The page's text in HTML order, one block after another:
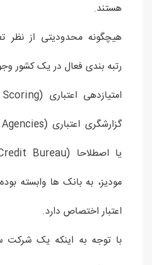
هستند.
هیچگونه محدودیتی از نظر
رتبه بندی فعال در یک کشور
مودیز، به بانک ها وابسته
اعتبار اختصاص دارد.
با توجه به اینکه یک